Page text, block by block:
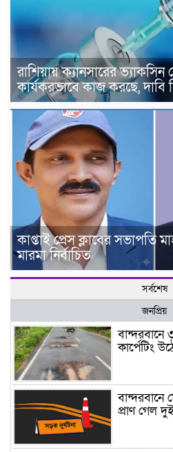
রাশিয়ায় ক্যানসারের ভ্যাকসিন
কার্যকরভাবে কাজ করছে, দাবি
কাপ্তাই প্রেস ক্লাবের সভাপতি
মারমা নির্বাচিত
সর্বশেষ
জনপ্রিয়
কার্পেটিং
প্রাণ গেল